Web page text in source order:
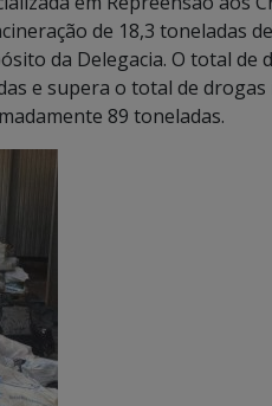
de 18,3 toneladas
da Delegacia. O total de
e supera o total de
89 toneladas.